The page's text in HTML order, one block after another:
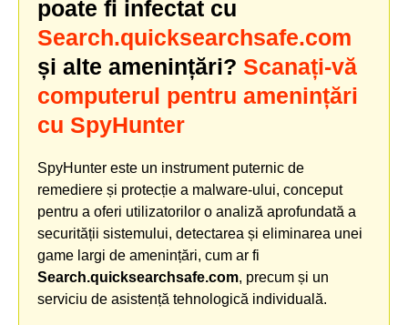
poate fi infectat cu
Search.quicksearchsafe.com
și alte amenințări? Scanați-vă
computerul pentru amenințări
cu SpyHunter
SpyHunter este un instrument puternic de
remediere și protecție a malware-ului, conceput
pentru a oferi utilizatorilor o analiză aprofundată a
securității sistemului, detectarea și eliminarea unei
game largi de amenințări, cum ar fi
Search.quicksearchsafe.com, precum și un
serviciu de asistență tehnologică individuală.